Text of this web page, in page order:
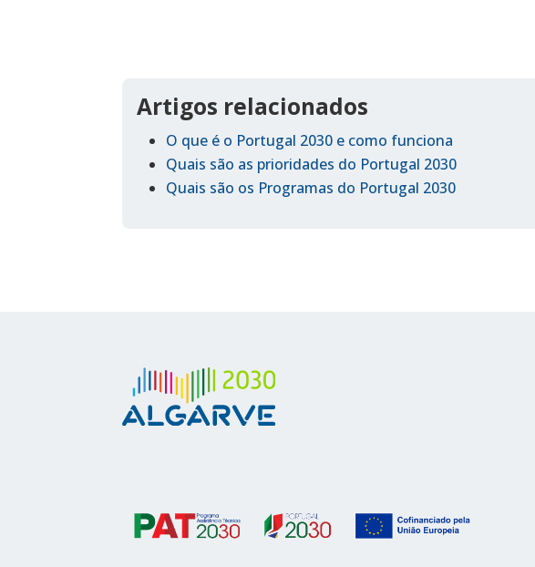
Artigos relacionados
O que é o Portugal 2030 e como funciona
Quais são as prioridades do Portugal 2030
Quais são os Programas do Portugal 2030